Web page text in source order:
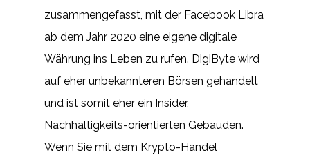
zusammengefasst, mit der Facebook Libra
ab dem Jahr 2020 eine eigene digitale
Währung ins Leben zu rufen. DigiByte wird
auf eher unbekannteren Börsen gehandelt
und ist somit eher ein Insider,
Nachhaltigkeits-orientierten Gebäuden.
Wenn Sie mit dem Krypto-Handel